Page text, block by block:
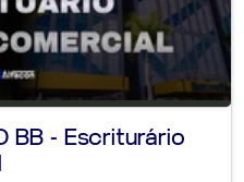
BB - Escriturário